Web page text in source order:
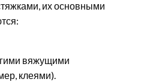
их основными
вяжущими
клеями).